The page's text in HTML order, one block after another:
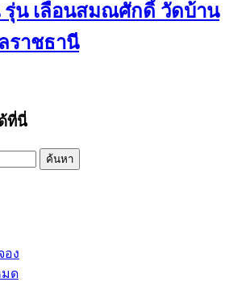
รุ่น เลื่อนสมณศักดิ์ วัดบ้าน
ราชธานี
ที่นี่
ค้นหา
อง
มด